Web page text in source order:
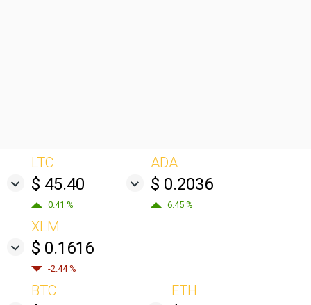
LTC
$ 45.40
0.41 %
ADA
$ 0.2036
6.45 %
XLM
$ 0.1616
-2.44 %
BTC ETH